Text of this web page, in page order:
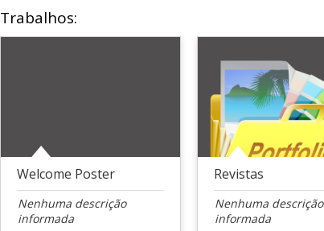
Trabalhos:
Welcome Poster
Nenhuma descrição
informada
Revistas
Nenhuma descrição
informada